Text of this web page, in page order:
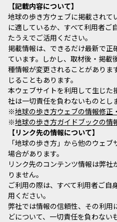
記載内容について
地球の歩き方ウェブに掲載されて
に適しているか、すべて利用者ご
たうえでご活用ください。
掲載情報は、できるだけ最新で正
ています。しかし、取材後・掲載
種情報が変更されることがありま
じることもあります。
本ウェブサイトを利用して生じた
社は一切責任を負わないものとし
※地球の歩き方ウェブの情報修正
※地球の歩き方ガイドブックの情
リンク先の情報について
「地球の歩き方」から他のウェ
場合があります。
リンク先のコンテンツ情報は弊
りません。
ご利用の際は、すべて利用者ご自
用ください。
弊社では情報の信頼性、その利用
どについて、一切責任を負わない